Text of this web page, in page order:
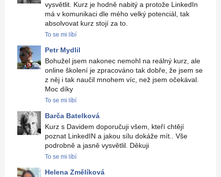
vysvětlit. Kurz je hodně nabitý a protože LinkedIn
má v komunikaci dle mého velký potenciál, tak
absolvovat kurz stojí za to.
To se mi líbí
Petr Mydlil
Bohužel jsem nakonec nemohl na reálný kurz, ale
online školení je zpracováno tak dobře, že jsem se
z něj i tak naučil mnohem víc, než jsem očekával.
Moc díky
To se mi líbí
Barča Batelková
Kurz s Davidem doporučuji všem, kteří chtějí
poznat LinkedIN a jakou sílu dokáže mít.. Vše
podrobně a jasně vysvětlil. Děkuji
To se mi líbí
Helena Změlíková